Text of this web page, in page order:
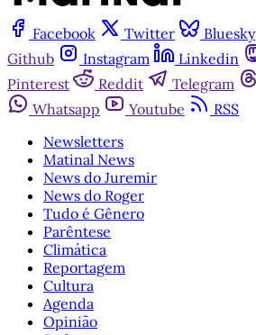
Facebook Twitter Bluesky
Github
Instagram Linkedin
Pinterest
Reddit Telegram
Whatsapp
Youtube
RSS
Newsletters
Matinal News
News do Juremir
News do Roger
Tudo é Gênero
Parêntese
Climática
Reportagem
Cultura
Agenda
Opinião